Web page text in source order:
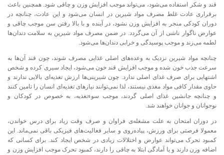
قند و شکر استفاده می‌شود، می‌تواند موجب افزایش وزن و چاقی شود. همچنین باعث
برقراری عادت غلط مصرف مواد شیرین در انسان می‌شود و این عادت، چنانچه در
دوران کودکی منجر به افزایش وزن نشود، در آینده و با بالا رفتن سن موجب چاقی و
عوارض ناگوار ناشی از آن می‌گردد. در ضمن مصرف مواد شیرین به سلامت دندان‌ها
لطمه می‌زند و موجب پوسیدگی و خرابی دندان‌ها می‌شود.
چنانچه مواد شیرین نزدیک به وعده‌های اصلی غذایی مصرف شوند، چون قند آن‌ها به
سرعت جذب خون شده و موجب افزایش قند خون می‌شود، ایجاد سیری کرده و شخص
اشتهایی برای صرف غذای اصلی ندارد. چون شیرینی‌ها ارزش تغذیه‌ای بالایی ندارند و
حاوی مقدار کافی مواد مغذی نیستند، لذا نمی‌توانند نیازهای تغذیه‌ای انسان را تامین کنند
و چنانچه جانشین غذای اصلی گردند، موجب سوءتغذیه، به خصوص در کودکان و
نوجوانان و جوانان خواهند شد.
در دوران امتحان به علت مشغله‌ی فراوان و صرف وقت زیاد برای درس خواندن،
معمولا فرصتی برای ورزش، پیاده‌روی و سایر فعالیت‌های فیزیکی باقی نمی‌ماند. این
کمبود تحرک می‌تواند عوارض و اختلالات زیادی در شخص ایجاد کند. برای کسانی که
اضافه وزن دارند و یا آمادگی ابتلا به چاقی را دارند، کمبود تحرک موجب افزایش وزن و